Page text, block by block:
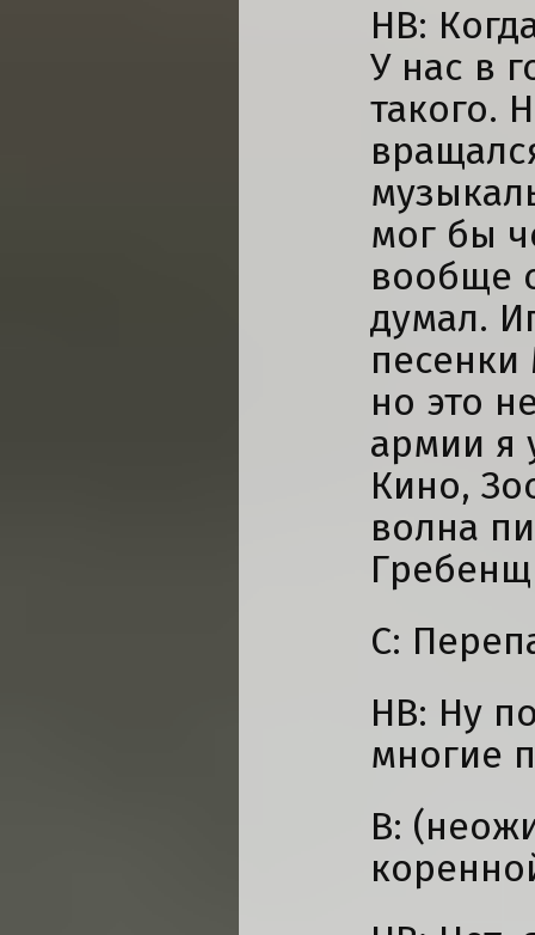
НВ:
У нас в
такого.
мог бы
вообще
думал.
песенки
но это
армии я
Кино,
волна
С:
НВ: Ну
многие
В: